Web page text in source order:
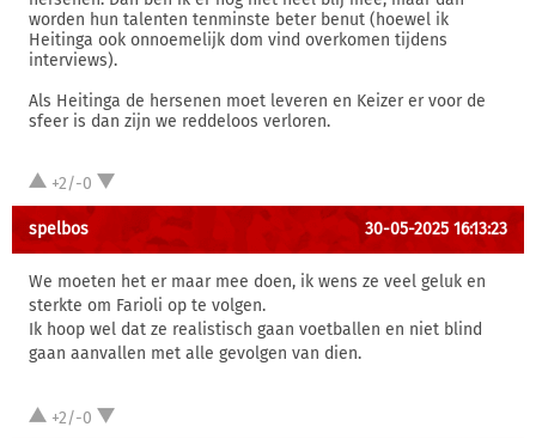
worden hun talenten tenminste beter benut (hoewel ik
Heitinga ook onnoemelijk dom vind overkomen tijdens
interviews).
Als Heitinga de hersenen moet leveren en Keizer er voor de
sfeer is dan zijn we reddeloos verloren.
+2/-0
spelbos 30-05-2025 16:13:23
We moeten het er maar mee doen, ik wens ze veel geluk en
sterkte om Farioli op te volgen.
Ik hoop wel dat ze realistisch gaan voetballen en niet blind
gaan aanvallen met alle gevolgen van dien.
+2/-0